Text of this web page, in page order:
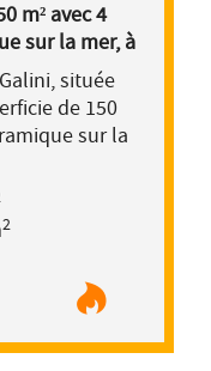
m² avec 4
sur la mer, à
située
de 150
sur la
2